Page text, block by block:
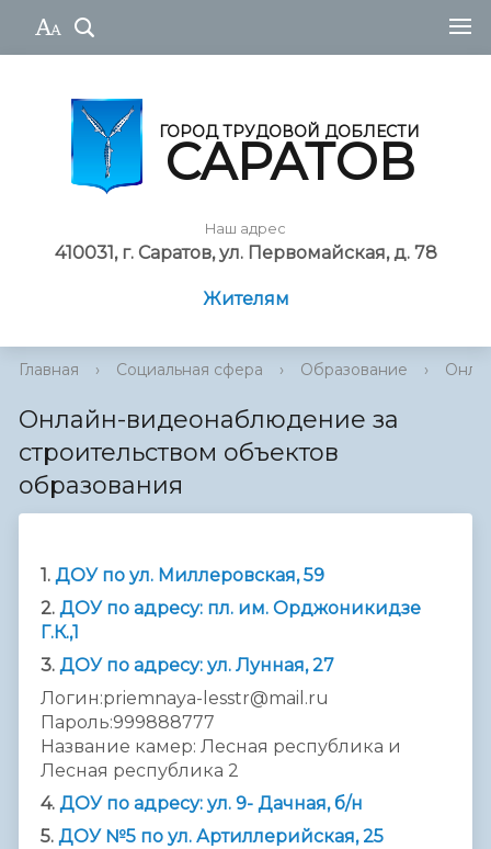
ГОРОД ТРУДОВОЙ ДОБЛЕСТИ
САРАТОВ
Наш адрес
410031, г. Саратов, ул. Первомайская, д. 78
Жителям
Главная › Социальная сфера › Образование ›
Онлайн-видеонаблюдение за
строительством объектов
образования
1. ДОУ по ул. Миллеровская, 59
2. ДОУ по адресу: пл. им. Орджоникидзе
Г.К.,1
3. ДОУ по адресу: ул. Лунная, 27
Логин:priemnaya-lesstr@mail.ru
Пароль:999888777
Название камер: Лесная республика и
Лесная республика 2
4. ДОУ по адресу: ул. 9- Дачная, б/н
5. ДОУ №5 по ул. Артиллерийская, 25